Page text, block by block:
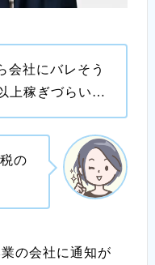
会社にバレそう
上稼ぎづらい…
の
の会社に通知が